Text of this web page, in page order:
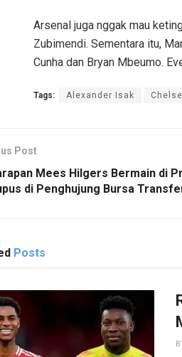
Arsenal juga nggak mau
Zubimendi. Sementara itu,
Cunha dan Bryan Mbeumo.
Tags: Alexander Isak
Post
Mees Hilgers Bermain di
di Penghujung Bursa
Posts